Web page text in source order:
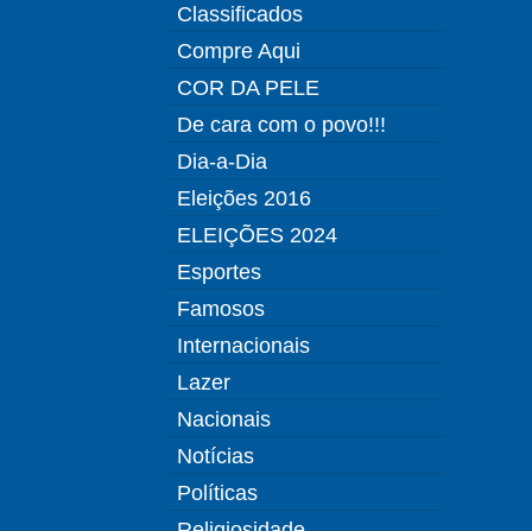
Classificados
Compre Aqui
COR DA PELE
De cara com o povo!!!
Dia-a-Dia
Eleições 2016
ELEIÇÕES 2024
Esportes
Famosos
Internacionais
Lazer
Nacionais
Notícias
Políticas